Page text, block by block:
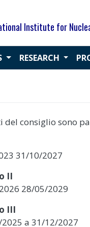
Institute for
RESEARCH
del consiglio sono
31/10/2027
II
28/05/2029
III
a 31/12/2027